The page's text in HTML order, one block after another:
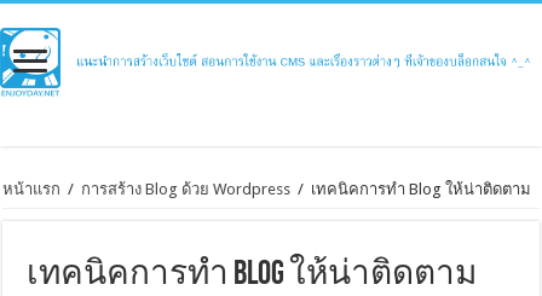
หน้าแรก / การสร้าง Blog ด้วย Wordpress / เทคนิคการทำ Blog ให้น่าติดตาม
เทคนิคการทำ Blog ให้น่าติดตาม